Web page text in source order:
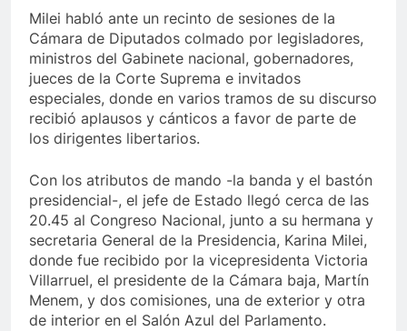
Milei habló ante un recinto de sesiones de la
Cámara de Diputados colmado por legisladores,
ministros del Gabinete nacional, gobernadores,
jueces de la Corte Suprema e invitados
especiales, donde en varios tramos de su discurso
recibió aplausos y cánticos a favor de parte de
los dirigentes libertarios.
Con los atributos de mando -la banda y el bastón
presidencial-, el jefe de Estado llegó cerca de las
20.45 al Congreso Nacional, junto a su hermana y
secretaria General de la Presidencia, Karina Milei,
donde fue recibido por la vicepresidenta Victoria
Villarruel, el presidente de la Cámara baja, Martín
Menem, y dos comisiones, una de exterior y otra
de interior en el Salón Azul del Parlamento.